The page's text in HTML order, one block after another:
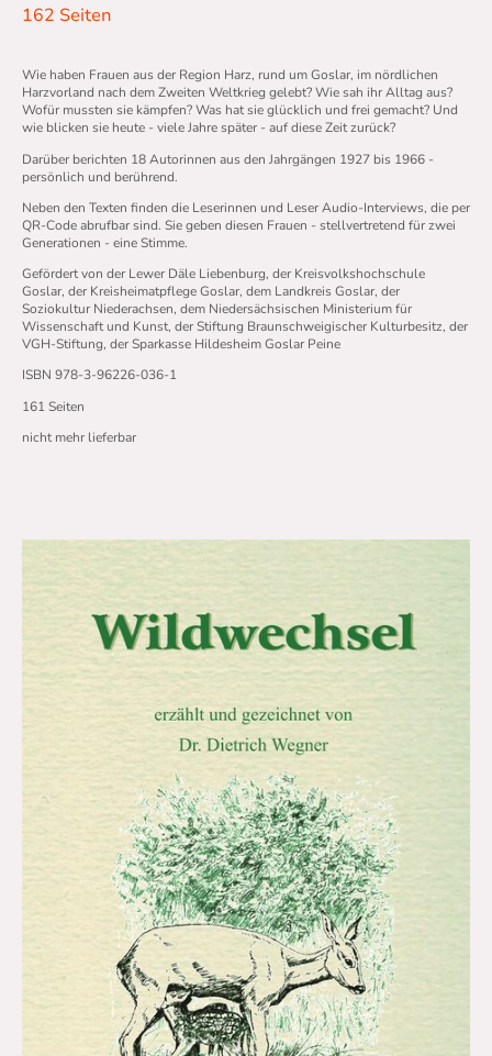
162 Seiten
Wie haben Frauen aus der Region Harz, rund um Goslar, im nördlichen
Harzvorland nach dem Zweiten Weltkrieg gelebt? Wie sah ihr Alltag aus?
Wofür mussten sie kämpfen? Was hat sie glücklich und frei gemacht? Und
wie blicken sie heute - viele Jahre später - auf diese Zeit zurück?
Darüber berichten 18 Autorinnen aus den Jahrgängen 1927 bis 1966 -
persönlich und berührend.
Neben den Texten finden die Leserinnen und Leser Audio-Interviews, die per
QR-Code abrufbar sind. Sie geben diesen Frauen - stellvertretend für zwei
Generationen - eine Stimme.
Gefördert von der Lewer Däle Liebenburg, der Kreisvolkshochschule
Goslar, der Kreisheimatpflege Goslar, dem Landkreis Goslar, der
Soziokultur Niederachsen, dem Niedersächsischen Ministerium für
Wissenschaft und Kunst, der Stiftung Braunschweigischer Kulturbesitz, der
VGH-Stiftung, der Sparkasse Hildesheim Goslar Peine
ISBN 978-3-96226-036-1
161 Seiten
nicht mehr lieferbar